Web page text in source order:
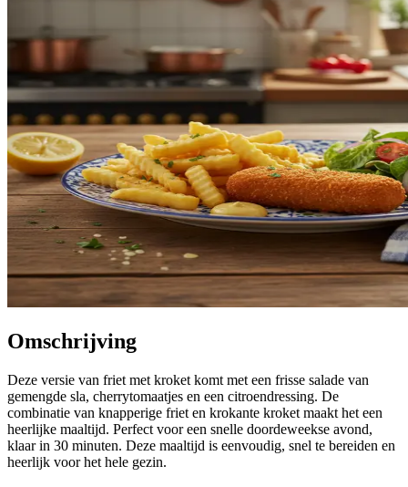
Omschrijving
Deze versie van friet met kroket komt met een frisse salade van
gemengde sla, cherrytomaatjes en een citroendressing. De
combinatie van knapperige friet en krokante kroket maakt het een
heerlijke maaltijd. Perfect voor een snelle doordeweekse avond,
klaar in 30 minuten. Deze maaltijd is eenvoudig, snel te bereiden en
heerlijk voor het hele gezin.